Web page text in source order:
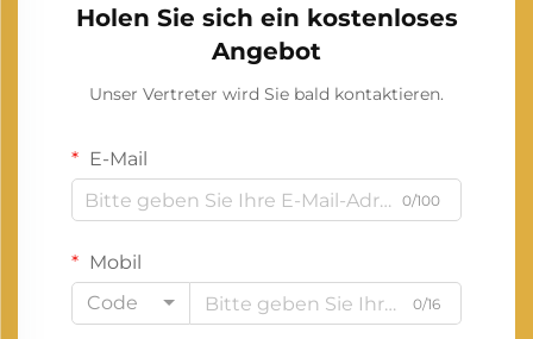
Holen Sie sich ein kostenloses
Angebot
Unser Vertreter wird Sie bald kontaktieren.
E-Mail
0/100
Mobil
Code
0/16